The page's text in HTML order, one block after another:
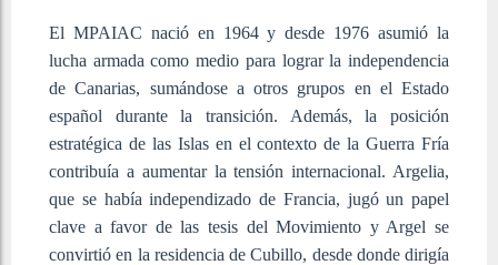
El MPAIAC nació en 1964 y desde 1976 asumió la
lucha armada como medio para lograr la independencia
de Canarias, sumándose a otros grupos en el Estado
español durante la transición. Además, la posición
estratégica de las Islas en el contexto de la Guerra Fría
contribuía a aumentar la tensión internacional. Argelia,
que se había independizado de Francia, jugó un papel
clave a favor de las tesis del Movimiento y Argel se
convirtió en la residencia de Cubillo, desde donde dirigía